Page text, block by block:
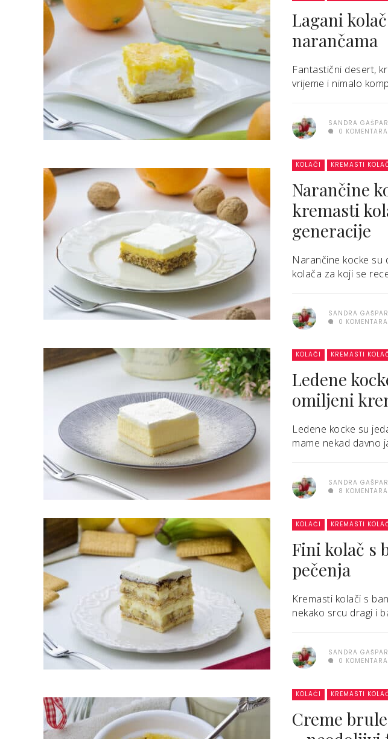
Lagani
narančama
Fantastični desert,
vrijeme i nimalo
SANDRA
0 KOMENTARA
KOLAČI KREMASTI
Narančine
kremasti
generacije
Narančine kocke su
kolača za koji se
SANDRA
0 KOMENTARA
KOLAČI KREMASTI
Ledene
omiljeni
Ledene kocke su
mame nekad davno
SANDRA
8 KOMENTARA
KOLAČI KREMASTI
Fini kolač s
pečenja
Kremasti kolači s
nekako srcu dragi i
SANDRA
0 KOMENTARA
KOLAČI KREMASTI
Creme